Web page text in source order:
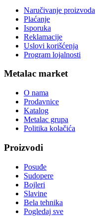
Naručivanje proizvoda
Plaćanje
Isporuka
Reklamacije
Uslovi korišćenja
Program lojalnosti
Metalac market
O nama
Prodavnice
Katalog
Metalac grupa
Politika kolačića
Proizvodi
Posuđe
Sudopere
Bojleri
Slavine
Bela tehnika
Pogledaj sve